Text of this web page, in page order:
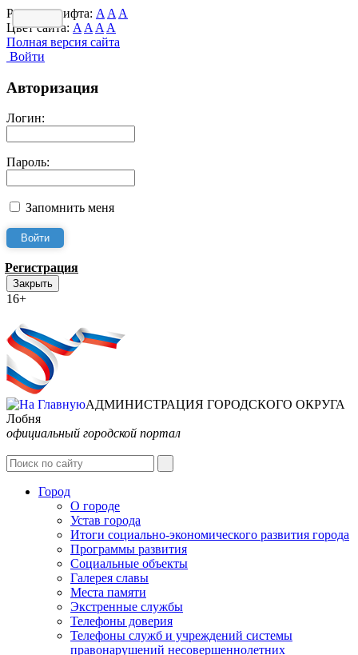
Размер шрифта: A A A
Цвет сайта: A A A A
Полная версия сайта
Войти
Авторизация
Логин:
Пароль:
Запомнить меня
Регистрация
Закрыть
16+
АДМИНИСТРАЦИЯ ГОРОДСКОГО ОКРУГА
Лобня
официальный городской портал
Город
О городе
Устав города
Итоги социально-экономического развития города
Программы развития
Социальные объекты
Галерея славы
Места памяти
Экстренные службы
Телефоны доверия
Телефоны служб и учреждений системы
правонарушений несовершеннолетних